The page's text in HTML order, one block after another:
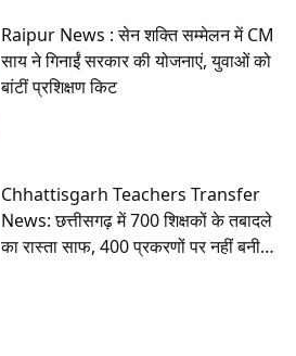
Raipur News : सेन शक्ति सम्मेलन में CM
साय ने गिनाईं सरकार की योजनाएं, युवाओं को
बांटीं प्रशिक्षण किट
Chhattisgarh Teachers Transfer
News: छत्तीसगढ़ में 700 शिक्षकों के तबादले
का रास्ता साफ, 400 प्रकरणों पर नहीं बनी